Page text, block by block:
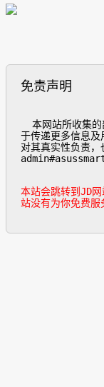
免责声明
于传递更多信息及
对其真实性负责
本站会跳转到JD
站没有为你免费服